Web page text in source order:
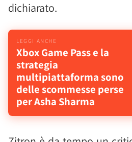
dichiarato.
Xbox Game Pass e la
strategia
multipiattaforma sono
delle scommesse perse
per Asha Sharma